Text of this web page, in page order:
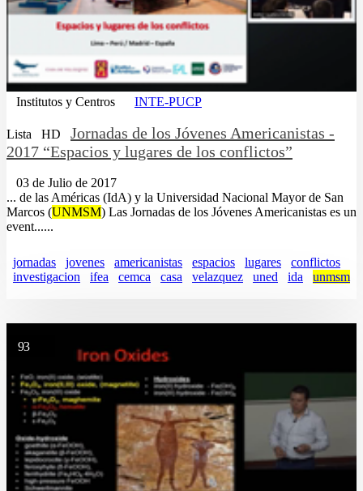
Institutos y Centros INTE-PUCP
Lista HD
Jornadas de los Jóvenes Americanistas -
2017 “Espacios y lugares de los conflictos”
03 de Julio de 2017
... de las Américas (IdA) y la Universidad Nacional Mayor de San
Marcos (UNMSM) Las Jornadas de los Jóvenes Americanistas es un
event......
jornadas jovenes americanistas espacios lugares
conflictos
investigacion
ifea cemca casa velazquez uned ida unmsm
93